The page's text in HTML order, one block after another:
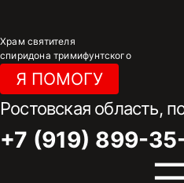
содержимому
Храм святителя
спиридона тримифунтского
Я ПОМОГУ
Ростовская область,
+7 (919) 899-